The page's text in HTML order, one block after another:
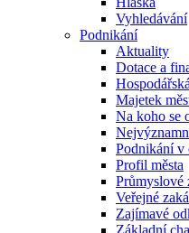
Vyhledávání
Podnikání
Aktuality
Dotace a
Majetek
Na koho se
Podnikání v
Profil města
Veřejné
Zajímavé